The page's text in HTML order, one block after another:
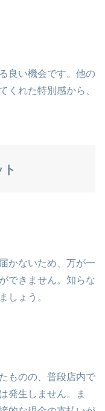
良い機会です。他の
くれた特別感から、
かないため、万が一
できません。知らな
しょう。
ものの、普段店内で
発生しません。ま